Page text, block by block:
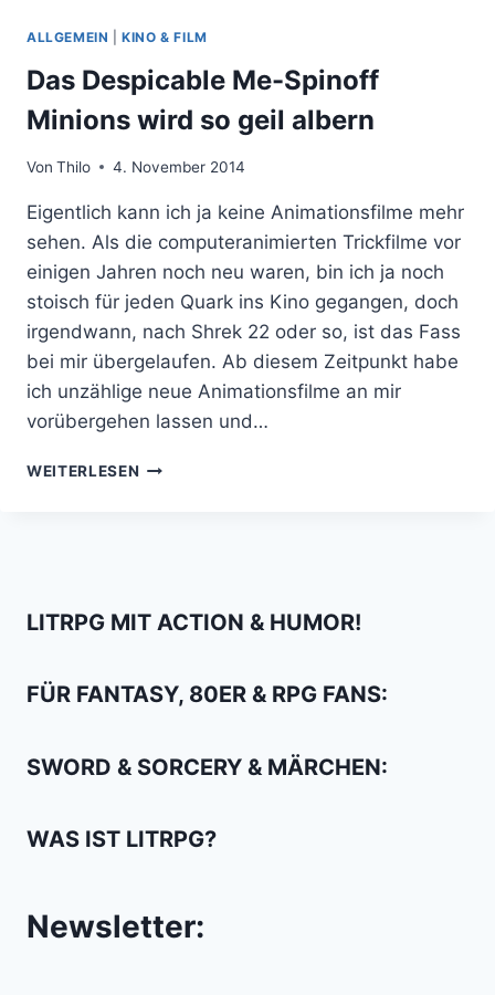
ALLGEMEIN |KINO & FILM
Das Despicable Me-Spinoff
Minions wird so geil albern
Von Thilo 4. November 2014
Eigentlich kann ich ja keine Animationsfilme mehr
sehen. Als die computeranimierten Trickfilme vor
einigen Jahren noch neu waren, bin ich ja noch
stoisch für jeden Quark ins Kino gegangen, doch
irgendwann, nach Shrek 22 oder so, ist das Fass
bei mir übergelaufen. Ab diesem Zeitpunkt habe
ich unzählige neue Animationsfilme an mir
vorübergehen lassen und…
WEITERLESEN DAS
GEIL
LITRPG MIT ACTION & HUMOR!
FÜR FANTASY, 80ER & RPG FANS:
SWORD & SORCERY & MÄRCHEN:
WAS IST LITRPG?
Newsletter: